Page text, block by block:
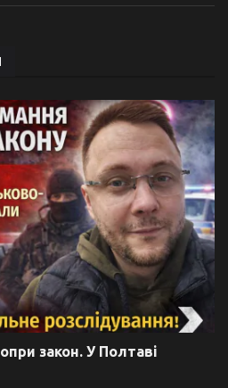
закон. У Полтаві